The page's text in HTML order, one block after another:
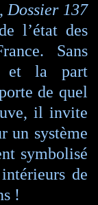
Dossier 137
l’état des
Sans
et la part
de quel
il invite
un système
symbolisé
de
!